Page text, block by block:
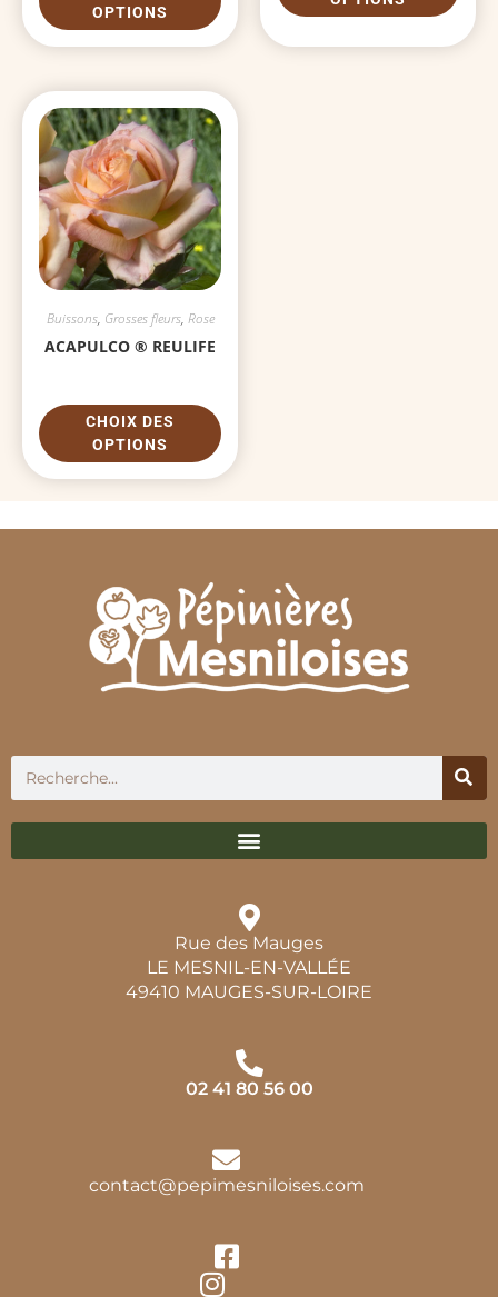
OPTIONS
Buissons, Grosses fleurs, Rose
ACAPULCO ® REULIFE
CHOIX DES
OPTIONS
Rue des Mauges
LE MESNIL-EN-VALLÉE
49410 MAUGES-SUR-LOIRE
02 41 80 56 00
contact@pepimesniloises.com